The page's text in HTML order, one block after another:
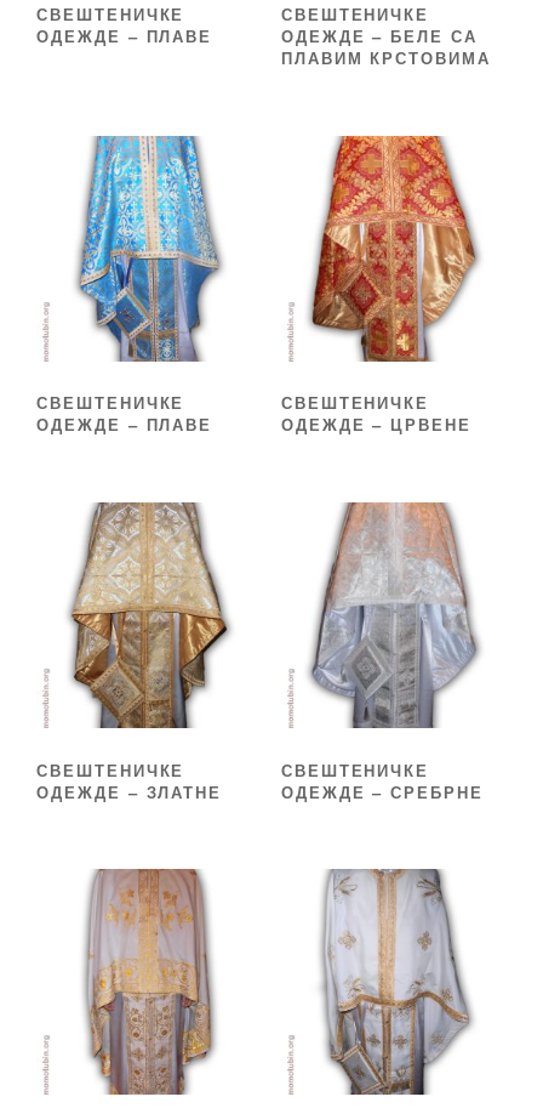
СВЕШТЕНИЧКЕ
ОДЕЖДЕ – ПЛАВЕ
СВЕШТЕНИЧКЕ
ОДЕЖДЕ – БЕЛЕ СА
ПЛАВИМ КРСТОВИМА
СВЕШТЕНИЧКЕ
ОДЕЖДЕ – ПЛАВЕ
СВЕШТЕНИЧКЕ
ОДЕЖДЕ – ЦРВЕНЕ
СВЕШТЕНИЧКЕ
ОДЕЖДЕ – ЗЛАТНЕ
СВЕШТЕНИЧКЕ
ОДЕЖДЕ – СРЕБРНЕ